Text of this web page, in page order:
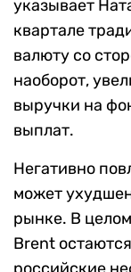
указывает
квартале
валюту со
наоборот,
выручки на
выплат.
Негативно
может
рынке. В
Brent